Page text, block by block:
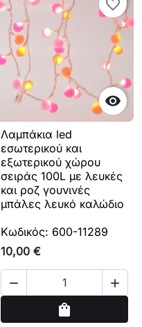

favorite_border
favorite_border
Λαμπάκια led
εσωτερικού και
εξωτερικού χώρου
σειράς 100L με λευκές
και ροζ γουνινές
μπάλες λευκό καλώδιο
Κωδικός: 600-11289
10,00 €
 
shopping_bag